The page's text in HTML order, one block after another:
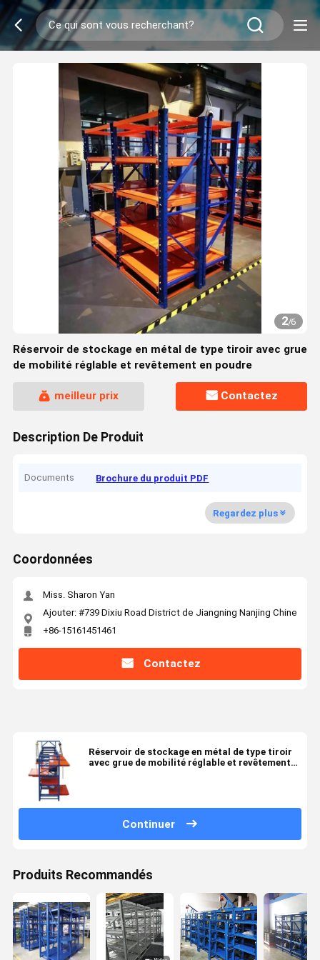
2/6
Réservoir de stockage en métal de type tiroir avec grue
de mobilité réglable et revêtement en poudre
meilleur prix Contactez
Description De Produit
Documents Brochure du produit PDF
Regardez plus
Coordonnées
Miss. Sharon Yan
Ajouter: #739 Dixiu Road District de Jiangning Nanjing Chine
+86-15161451461
Contactez
Réservoir de stockage en métal de type tiroir
avec grue de mobilité réglable et revêtement
Continuer
Produits Recommandés